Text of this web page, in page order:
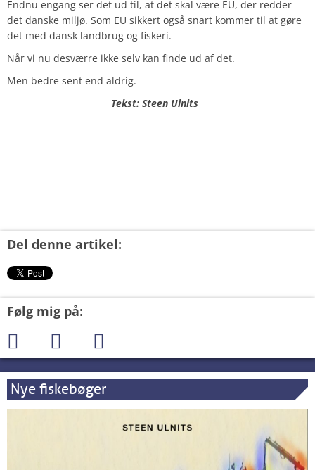
Endnu engang ser det ud til, at det skal være EU, der redder
det danske miljø. Som EU sikkert også snart kommer til at gøre
det med dansk landbrug og fiskeri.
Når vi nu desværre ikke selv kan finde ud af det.
Men bedre sent end aldrig.
Tekst: Steen Ulnits
Del denne artikel:
Følg mig på:
Nye fiskebøger